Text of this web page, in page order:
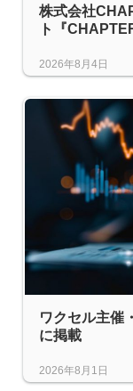
株式会社
ト『
2026年8月4日
ワクセル主催
に掲載
2026年8月1日